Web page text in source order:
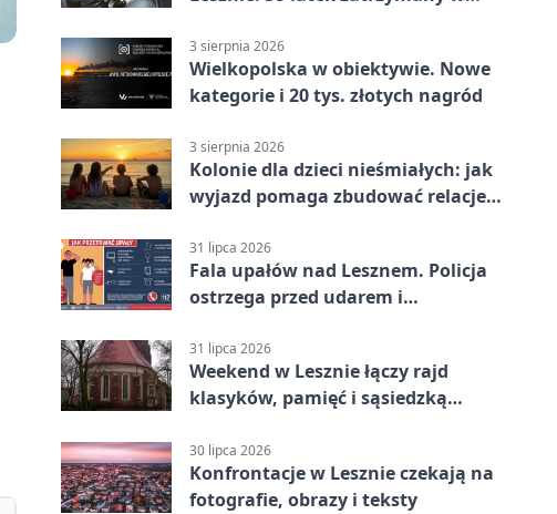
3 sierpnia 2026
Wielkopolska w obiektywie. Nowe
kategorie i 20 tys. złotych nagród
3 sierpnia 2026
Kolonie dla dzieci nieśmiałych: jak
wyjazd pomaga zbudować relacje z
31 lipca 2026
Fala upałów nad Lesznem. Policja
ostrzega przed udarem i
31 lipca 2026
Weekend w Lesznie łączy rajd
klasyków, pamięć i sąsiedzką
30 lipca 2026
Konfrontacje w Lesznie czekają na
fotografie, obrazy i teksty